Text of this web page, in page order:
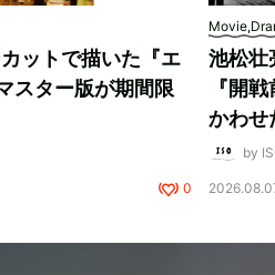
ットで描いた『エ
スター版が期間限
0
池松壮
『開
かわせ
by